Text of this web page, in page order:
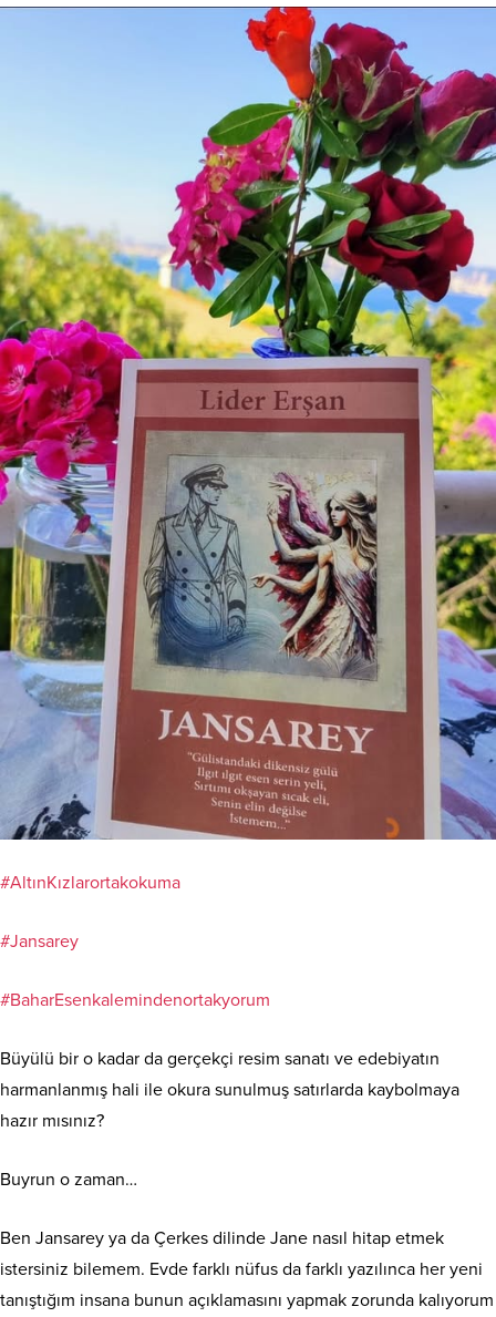
#AltınKızlarortakokuma
#Jansarey
#BaharEsenkalemindenortakyorum
Büyülü bir o kadar da gerçekçi resim sanatı ve edebiyatın
harmanlanmış hali ile okura sunulmuş satırlarda kaybolmaya
hazır mısınız?
Buyrun o zaman…
Ben Jansarey ya da Çerkes dilinde Jane nasıl hitap etmek
istersiniz bilemem. Evde farklı nüfus da farklı yazılınca her yeni
tanıştığım insana bunun açıklamasını yapmak zorunda kalıyorum